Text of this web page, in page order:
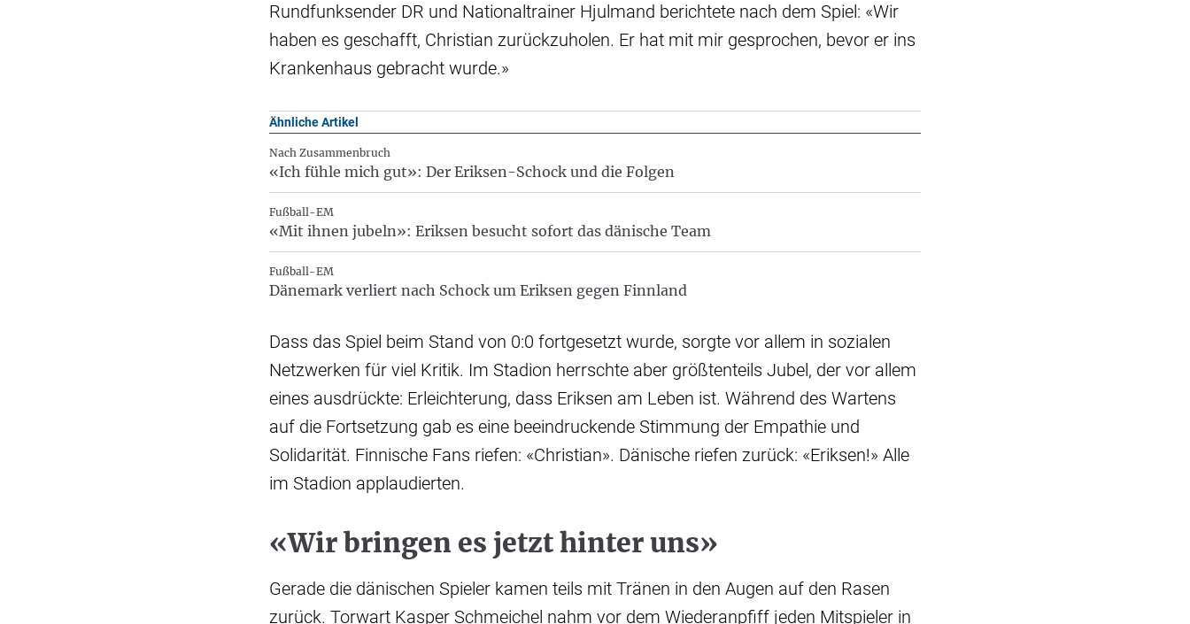
Rundfunksender DR und Nationaltrainer Hjulmand berichtete nach dem Spiel: «Wir
haben es geschafft, Christian zurückzuholen. Er hat mit mir gesprochen, bevor er ins
Krankenhaus gebracht wurde.»
Ähnliche Artikel
Nach Zusammenbruch
«Ich fühle mich gut»: Der Eriksen-Schock und die Folgen
Fußball-EM
«Mit ihnen jubeln»: Eriksen besucht sofort das dänische Team
Fußball-EM
Dänemark verliert nach Schock um Eriksen gegen Finnland
Dass das Spiel beim Stand von 0:0 fortgesetzt wurde, sorgte vor allem in sozialen
Netzwerken für viel Kritik. Im Stadion herrschte aber größtenteils Jubel, der vor allem
eines ausdrückte: Erleichterung, dass Eriksen am Leben ist. Während des Wartens
auf die Fortsetzung gab es eine beeindruckende Stimmung der Empathie und
Solidarität. Finnische Fans riefen: «Christian». Dänische riefen zurück: «Eriksen!» Alle
im Stadion applaudierten.
«Wir bringen es jetzt hinter uns»
Gerade die dänischen Spieler kamen teils mit Tränen in den Augen auf den Rasen
zurück. Torwart Kasper Schmeichel nahm vor dem Wiederanpfiff jeden Mitspieler in